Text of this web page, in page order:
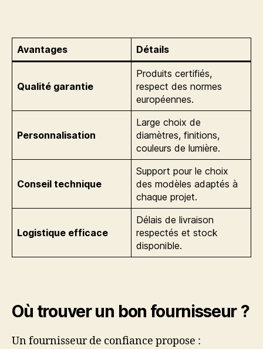
Avantages Détails
Qualité garantie
Produits certifiés,
respect des normes
européennes.
Personnalisation
Large choix de
diamètres, finitions,
couleurs de lumière.
Conseil technique
Support pour le choix
des modèles adaptés à
chaque projet.
Logistique efficace
Délais de livraison
respectés et stock
disponible.
Où trouver un bon fournisseur ?
Un fournisseur de confiance propose :